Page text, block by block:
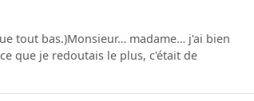
tout bas.)Monsieur… madame… j'ai bien
que je redoutais le plus, c'était de